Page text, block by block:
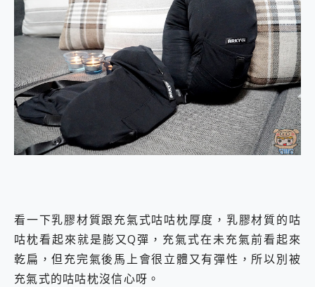
看一下乳膠材質跟充氣式咕咕枕厚度，乳膠材質的咕
咕枕看起來就是膨又Q彈，充氣式在未充氣前看起來
乾扁，但充完氣後馬上會很立體又有彈性，所以別被
充氣式的咕咕枕沒信心呀。